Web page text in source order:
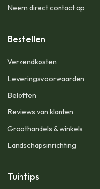
Neem direct contact op
Bestellen
Verzendkosten
Leveringsvoorwaarden
Beloften
Reviews van klanten
Groothandels & winkels
Landschapsinrichting
Tuintips